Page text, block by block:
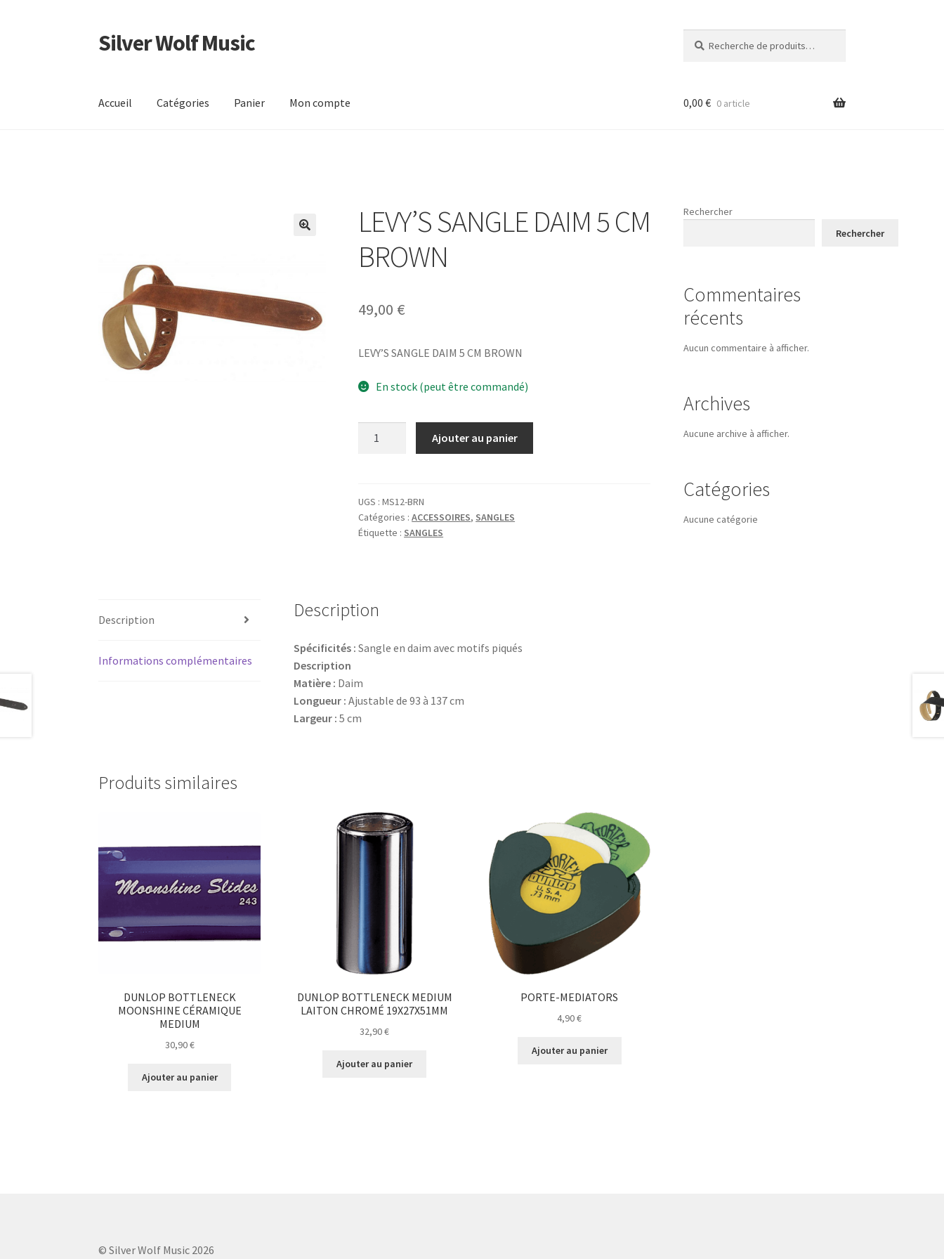
Aller
à
Aller
au
Silver Wolf Music
pour :
Accueil Catégories Panier Mon compte 0,00 € 0 article
LEVY’S SANGLE DAIM 5 CM
BROWN
49,00 €
LEVY’S SANGLE DAIM 5 CM BROWN
En stock (peut être commandé)
DAIM
5
CM
Ajouter au panier
UGS :MS12-BRN
Catégories :ACCESSOIRES, SANGLES
Étiquette : SANGLES
Description
Informations complémentaires
Description
Spécificités : Sangle en daim avec motifs piqués
Description
Matière : Daim
Longueur : Ajustable de 93 à 137 cm
Largeur : 5 cm
Produits similaires
DUNLOP BOTTLENECK
MOONSHINE CÉRAMIQUE
MEDIUM
30,90€
Ajouter au panier
DUNLOP BOTTLENECK MEDIUM
LAITON CHROMÉ 19X27X51MM
32,90€
Ajouter au panier
PORTE-MEDIATORS
4,90€
Ajouter au panier
Rechercher
Rechercher
Commentaires
récents
Aucun commentaire à afficher.
Archives
Aucune archive à afficher.
Catégories
Aucune catégorie
© Silver Wolf Music 2026